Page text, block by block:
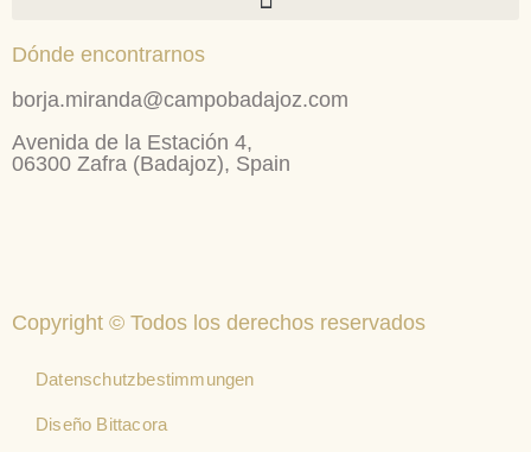
Dónde encontrarnos
borja.miranda@campobadajoz.com
Avenida de la Estación 4,
06300 Zafra (Badajoz), Spain
Copyright © Todos los derechos reservados
Datenschutzbestimmungen
Diseño Bittacora